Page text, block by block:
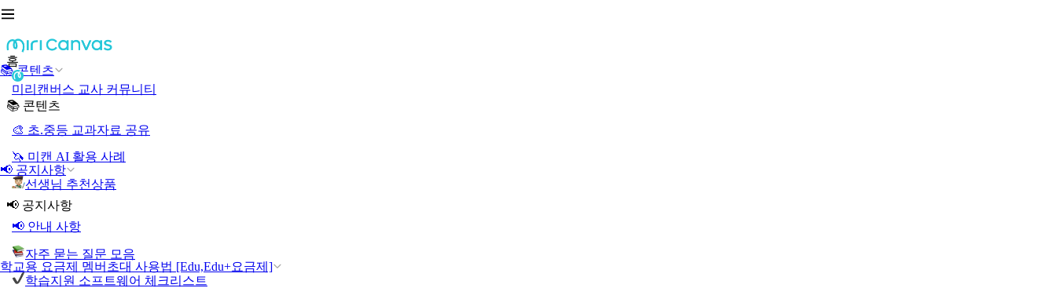
📚 콘텐츠
📢 공지사항
학교용 요금제 멤버초대 사용법 [Edu,Edu+요금제]
홈
미리캔버스 교사 커뮤니티
📚 콘텐츠
🎨 초.중등 교과자료 공유
🦄 미캔 AI 활용 사례
선생님 추천상품
📢 공지사항
📢 안내 사항
자주 묻는 질문 모음
학습지원 소프트웨어 체크리스트